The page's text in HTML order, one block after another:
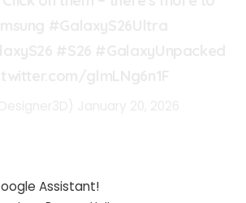
Assistant!